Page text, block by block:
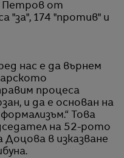
Петров от
"за", 174 "против" и
нас е да върнем
процеса
и да е основан на
Това
на 52-рото
Доцова в изказване